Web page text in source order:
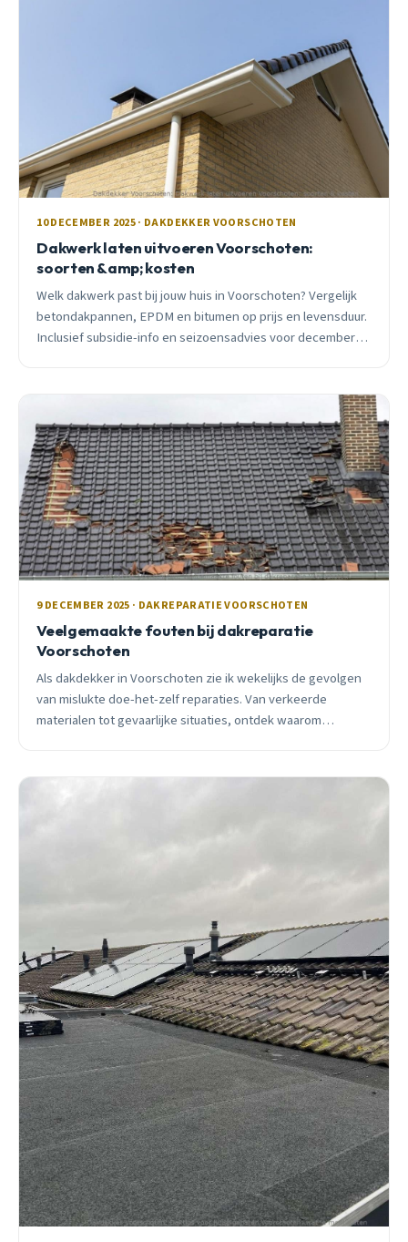
10 DECEMBER 2025 · DAKDEKKER VOORSCHOTEN
Dakwerk laten uitvoeren Voorschoten:
soorten &amp; kosten
Welk dakwerk past bij jouw huis in Voorschoten? Vergelijk
betondakpannen, EPDM en bitumen op prijs en levensduur.
Inclusief subsidie-info en seizoensadvies voor december
9 DECEMBER 2025 · DAKREPARATIE VOORSCHOTEN
Veelgemaakte fouten bij dakreparatie
Voorschoten
Als dakdekker in Voorschoten zie ik wekelijks de gevolgen
van mislukte doe-het-zelf reparaties. Van verkeerde
materialen tot gevaarlijke situaties, ontdek waarom